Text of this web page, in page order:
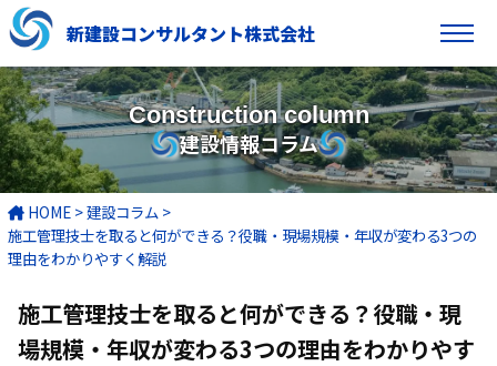
新建設コンサルタント株式会社
Construction column
建設情報コラム
HOME >建設コラム >
施工管理技士を取ると何ができる？役職・現場規模・年収が変わる3つの
理由をわかりやすく解説
施工管理技士を取ると何ができる？役職・現
場規模・年収が変わる3つの理由をわかりやす